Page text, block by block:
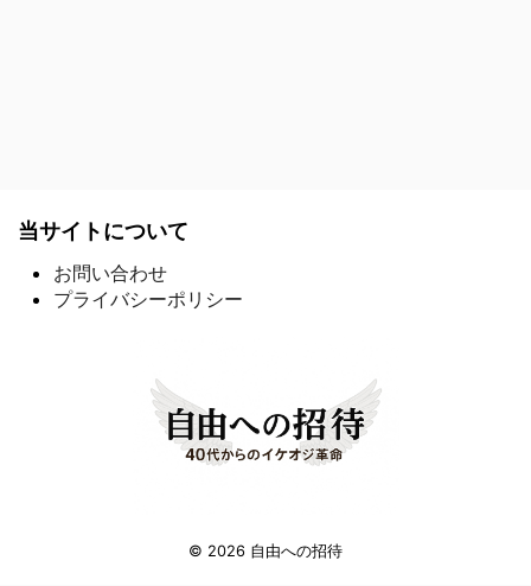
当サイトについて
お問い合わせ
プライバシーポリシー
© 2026 自由への招待